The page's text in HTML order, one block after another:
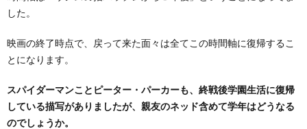
した。
映画の終了時点で、戻って来た面々は全てこの時間軸に復帰するこ
とになります。
スパイダーマンことピーター・パーカーも、終戦後学園生活に復帰
している描写がありましたが、親友のネッド含めて学年はどうなる
のでしょうか。